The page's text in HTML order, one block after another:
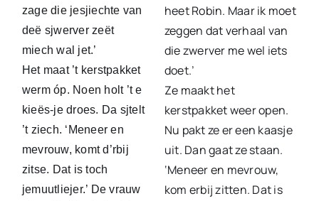
zage die jesjiechte van
deë sjwerver zeët
miech wal jet.’
Het maat ’t kerstpakket
werm óp. Noen holt ’t e
kieës-je droes. Da sjtelt
’t ziech. ‘Meneer en
mevrouw, komt d’rbij
zitse. Dat is toch
jemuutliejer.’ De vrauw
heet Robin. Maar ik moet
zeggen dat verhaal van
die zwerver me wel iets
doet.’
Ze maakt het
kerstpakket weer open.
Nu pakt ze er een kaasje
uit. Dan gaat ze staan.
‘Meneer en mevrouw,
kom erbij zitten. Dat is